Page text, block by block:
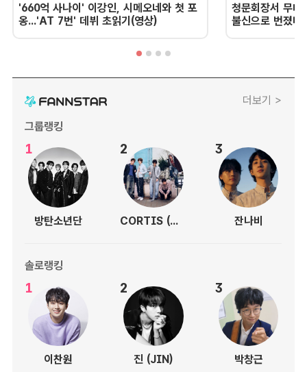
'660억 사나이' 이강인, 시메오네와 첫 포
옹...'AT 7번' 데뷔 초읽기(영상)
청문회장서 무너
불신으로 번졌
더보기 >
그룹랭킹
1
방탄소년단
2
CORTIS (코르티스)
3
잔나비
솔로랭킹
1
이찬원
2
진 (JIN)
3
박창근